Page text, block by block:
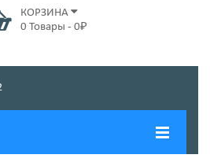
КОРЗИНА
0 Товары - 0₽